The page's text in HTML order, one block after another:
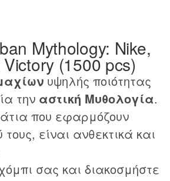
Mythology: Nike,
(1500 pcs)
υψηλής ποιότητας
την αστική Μυθολογία.
που εφαρμόζουν
είναι ανθεκτικά και
σας και διακοσμήστε